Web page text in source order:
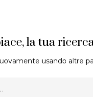
la tua
usando altre